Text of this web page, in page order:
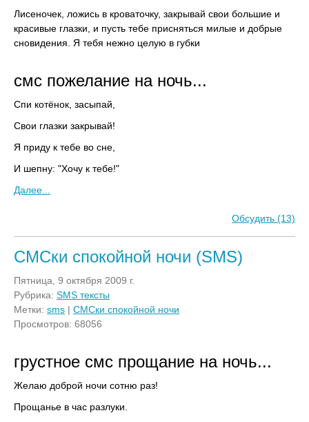
Лисеночек, ложись в кроваточку, закрывай свои большие и
красивые глазки, и пусть тебе присняться милые и добрые
сновидения. Я тебя нежно целую в губки
смс пожелание на ночь...
Спи котёнок, засыпай,
Свои глазки закрывай!
Я приду к тебе во сне,
И шепну: "Хочу к тебе!"
Далее...
Обсудить (13)
СМСки спокойной ночи (SMS)
Пятница, 9 октября 2009 г.
Рубрика: SMS тексты
Метки: sms | СМСки спокойной ночи
Просмотров: 68056
грустное смс прощание на ночь...
Желаю доброй ночи сотню раз!
Прощанье в час разлуки.